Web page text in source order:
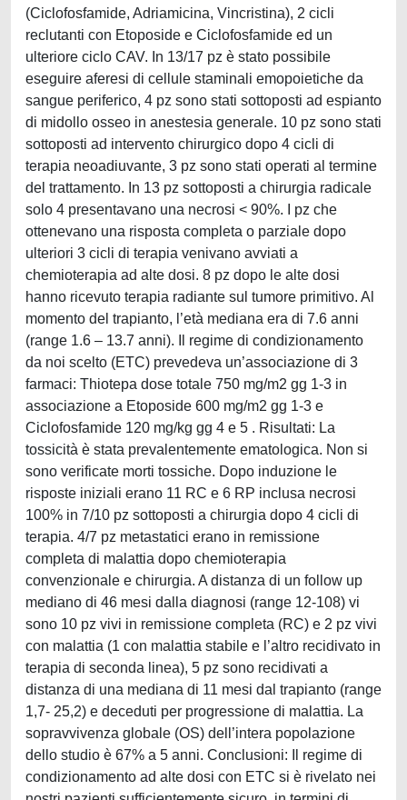
(Ciclofosfamide, Adriamicina, Vincristina), 2 cicli
reclutanti con Etoposide e Ciclofosfamide ed un
ulteriore ciclo CAV. In 13/17 pz è stato possibile
eseguire aferesi di cellule staminali emopoietiche da
sangue periferico, 4 pz sono stati sottoposti ad espianto
di midollo osseo in anestesia generale. 10 pz sono stati
sottoposti ad intervento chirurgico dopo 4 cicli di
terapia neoadiuvante, 3 pz sono stati operati al termine
del trattamento. In 13 pz sottoposti a chirurgia radicale
solo 4 presentavano una necrosi < 90%. I pz che
ottenevano una risposta completa o parziale dopo
ulteriori 3 cicli di terapia venivano avviati a
chemioterapia ad alte dosi. 8 pz dopo le alte dosi
hanno ricevuto terapia radiante sul tumore primitivo. Al
momento del trapianto, l’età mediana era di 7.6 anni
(range 1.6 – 13.7 anni). Il regime di condizionamento
da noi scelto (ETC) prevedeva un’associazione di 3
farmaci: Thiotepa dose totale 750 mg/m2 gg 1-3 in
associazione a Etoposide 600 mg/m2 gg 1-3 e
Ciclofosfamide 120 mg/kg gg 4 e 5 . Risultati: La
tossicità è stata prevalentemente ematologica. Non si
sono verificate morti tossiche. Dopo induzione le
risposte iniziali erano 11 RC e 6 RP inclusa necrosi
100% in 7/10 pz sottoposti a chirurgia dopo 4 cicli di
terapia. 4/7 pz metastatici erano in remissione
completa di malattia dopo chemioterapia
convenzionale e chirurgia. A distanza di un follow up
mediano di 46 mesi dalla diagnosi (range 12-108) vi
sono 10 pz vivi in remissione completa (RC) e 2 pz vivi
con malattia (1 con malattia stabile e l’altro recidivato in
terapia di seconda linea), 5 pz sono recidivati a
distanza di una mediana di 11 mesi dal trapianto (range
1,7- 25,2) e deceduti per progressione di malattia. La
sopravvivenza globale (OS) dell’intera popolazione
dello studio è 67% a 5 anni. Conclusioni: Il regime di
condizionamento ad alte dosi con ETC si è rivelato nei